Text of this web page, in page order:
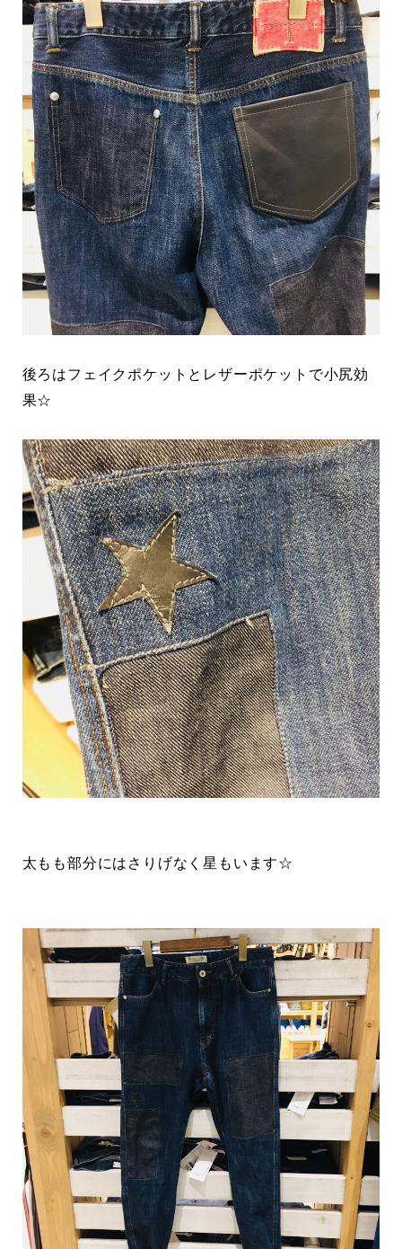
後ろはフェイクポケットとレザーポケットで小尻効
果☆
太もも部分にはさりげなく星もいます☆